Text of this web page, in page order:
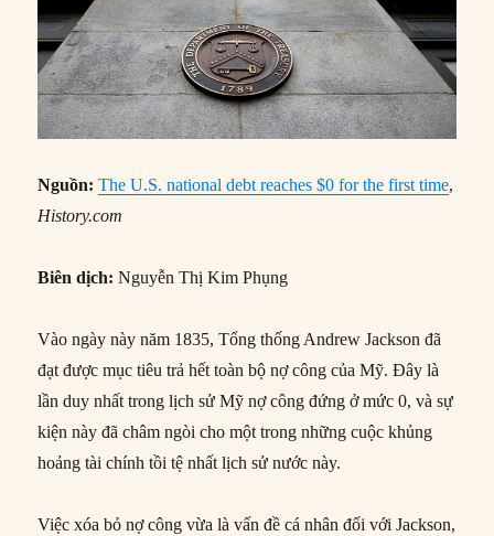
Nguồn:The U.S. national debt reaches $0 for the first time,
History.com
Biên dịch: Nguyễn Thị Kim Phụng
Vào ngày này năm 1835, Tổng thống Andrew Jackson đã
đạt được mục tiêu trả hết toàn bộ nợ công của Mỹ. Đây là
lần duy nhất trong lịch sử Mỹ nợ công đứng ở mức 0, và sự
kiện này đã châm ngòi cho một trong những cuộc khủng
hoảng tài chính tồi tệ nhất lịch sử nước này.
Việc xóa bỏ nợ công vừa là vấn đề cá nhân đối với Jackson,